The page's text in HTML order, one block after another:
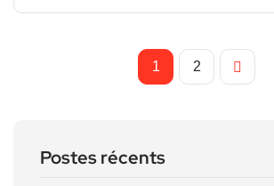
1 2
Postes récents